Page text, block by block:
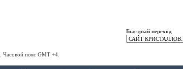
Быстрый переход
. Часовой пояс GMT +4.